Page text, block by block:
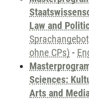
Law and
ohne CPs) -
Sciences:
Arts and